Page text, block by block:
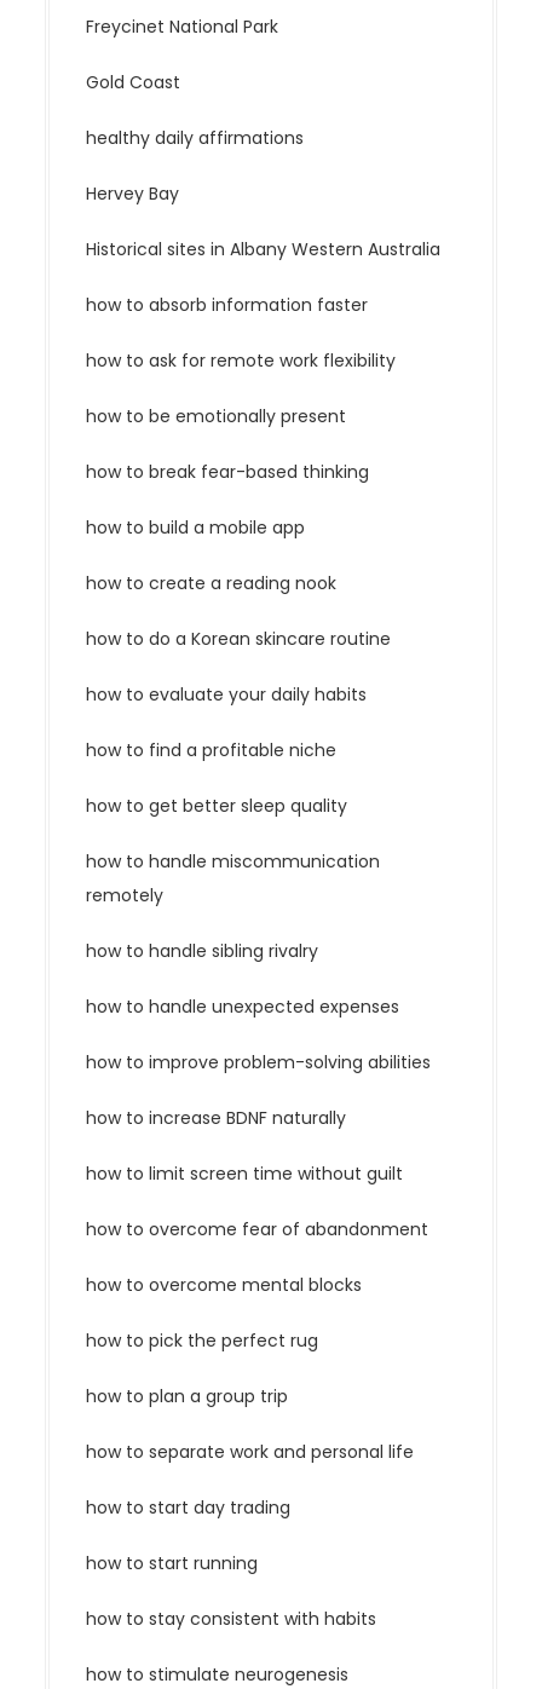
Freycinet National Park
Gold Coast
healthy daily affirmations
Hervey Bay
Historical sites in Albany Western Australia
how to absorb information faster
how to ask for remote work flexibility
how to be emotionally present
how to break fear-based thinking
how to build a mobile app
how to create a reading nook
how to do a Korean skincare routine
how to evaluate your daily habits
how to find a profitable niche
how to get better sleep quality
how to handle miscommunication
remotely
how to handle sibling rivalry
how to handle unexpected expenses
how to improve problem-solving abilities
how to increase BDNF naturally
how to limit screen time without guilt
how to overcome fear of abandonment
how to overcome mental blocks
how to pick the perfect rug
how to plan a group trip
how to separate work and personal life
how to start day trading
how to start running
how to stay consistent with habits
how to stimulate neurogenesis